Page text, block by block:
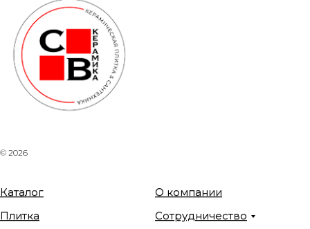
© 2026
Каталог
Плитка
О компании
Сотрудничество